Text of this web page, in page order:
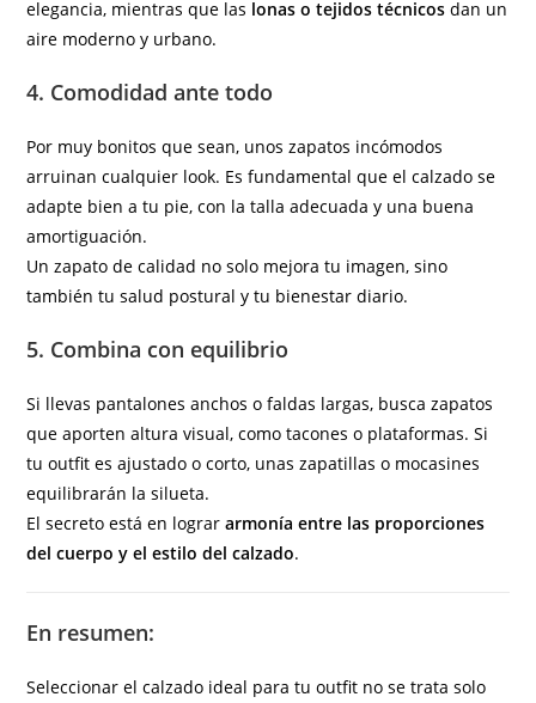
elegancia, mientras que las lonas o tejidos técnicos dan un
aire moderno y urbano.
4. Comodidad ante todo
Por muy bonitos que sean, unos zapatos incómodos
arruinan cualquier look. Es fundamental que el calzado se
adapte bien a tu pie, con la talla adecuada y una buena
amortiguación.
Un zapato de calidad no solo mejora tu imagen, sino
también tu salud postural y tu bienestar diario.
5. Combina con equilibrio
Si llevas pantalones anchos o faldas largas, busca zapatos
que aporten altura visual, como tacones o plataformas. Si
tu outfit es ajustado o corto, unas zapatillas o mocasines
equilibrarán la silueta.
El secreto está en logrararmonía entre las proporciones
del cuerpo y el estilo del calzado.
En resumen:
Seleccionar el calzado ideal para tu outfit no se trata solo